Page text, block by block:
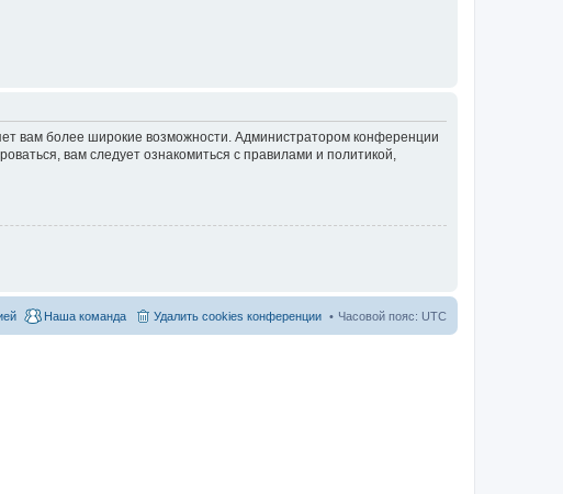
вам более широкие возможности. Администратором конференции
вам следует ознакомиться с правилами и политикой,
Часовой пояс: UTC
Удалить cookies конференции
Наша команда